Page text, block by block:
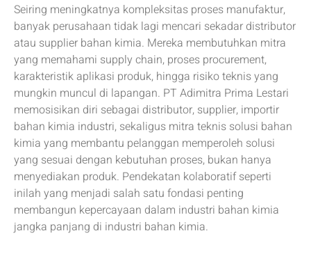
Seiring meningkatnya kompleksitas proses manufaktur,
banyak perusahaan tidak lagi mencari sekadar distributor
atau supplier bahan kimia. Mereka membutuhkan mitra
yang memahami supply chain, proses procurement,
karakteristik aplikasi produk, hingga risiko teknis yang
mungkin muncul di lapangan. PT Adimitra Prima Lestari
memosisikan diri sebagai distributor, supplier, importir
bahan kimia industri, sekaligus mitra teknis solusi bahan
kimia yang membantu pelanggan memperoleh solusi
yang sesuai dengan kebutuhan proses, bukan hanya
menyediakan produk. Pendekatan kolaboratif seperti
inilah yang menjadi salah satu fondasi penting
membangun kepercayaan dalam industri bahan kimia
jangka panjang di industri bahan kimia.